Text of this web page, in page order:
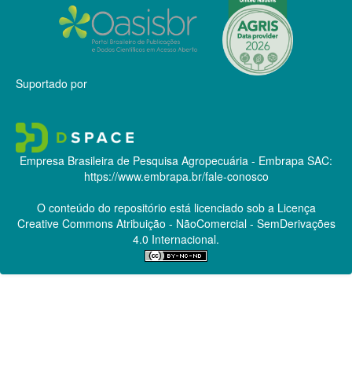
Suportado por
Empresa Brasileira de Pesquisa Agropecuária - Embrapa SAC:
https://www.embrapa.br/fale-conosco
O conteúdo do repositório está licenciado sob a Licença
Creative CommonsAtribuição - NãoComercial - SemDerivações
4.0 Internacional.